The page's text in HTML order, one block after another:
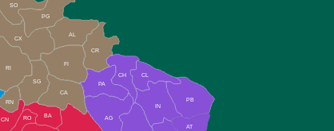
CX
RI
AL
CR
FI
SG
BA
CA
PA
CH CL
PB
AG
RO
IN
RN
CN
AT
PG
SO